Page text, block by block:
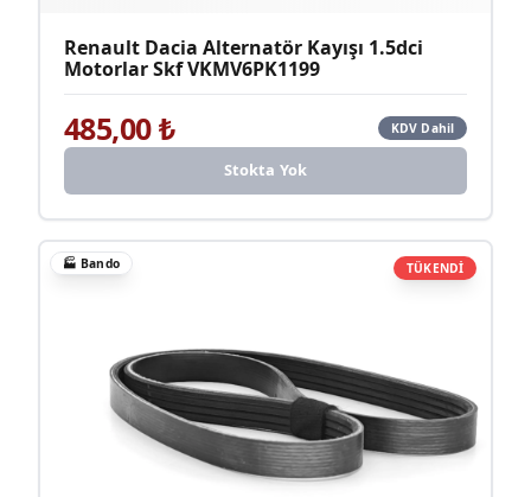
Renault Dacia Alternatör Kayışı 1.5dci
Motorlar Skf VKMV6PK1199
485,00₺ KDV Dahil
Stokta Yok
TÜKENDİ
🏭 Bando